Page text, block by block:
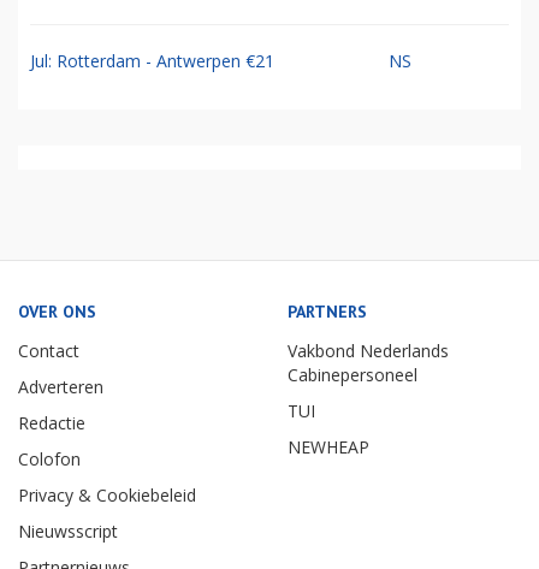
Jul: Rotterdam - Antwerpen €21 NS
OVER ONS
Contact
Adverteren
Redactie
Colofon
Privacy & Cookiebeleid
Nieuwsscript
PARTNERS
Vakbond Nederlands
Cabinepersoneel
TUI
NEWHEAP